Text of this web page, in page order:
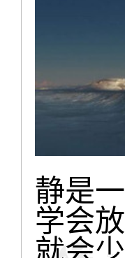
静是
学会
就会